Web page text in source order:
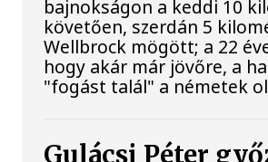
bajnokságon a keddi 10
követően, szerdán 5
Wellbrock mögött; a 22
hogy akár már jövőre, a
"fogást talál" a németek
Gulácsi Péter